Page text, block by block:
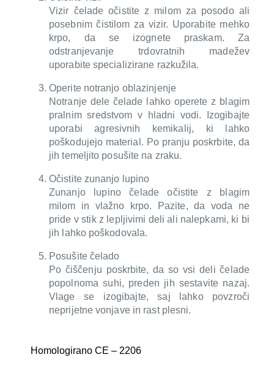
Vizir čelade očistite z milom za posodo ali
posebnim čistilom za vizir. Uporabite mehko
krpo, da se izognete praskam. Za
odstranjevanje trdovratnih madežev
uporabite specializirane razkužila.
Operite notranjo oblazinjenje
Notranje dele čelade lahko operete z blagim
pralnim sredstvom v hladni vodi. Izogibajte
uporabi agresivnih kemikalij, ki lahko
poškodujejo material. Po pranju poskrbite, da
jih temeljito posušite na zraku.
Očistite zunanjo lupino
Zunanjo lupino čelade očistite z blagim
milom in vlažno krpo. Pazite, da voda ne
pride v stik z lepljivimi deli ali nalepkami, ki bi
jih lahko poškodovala.
Posušite čelado
Po čiščenju poskrbite, da so vsi deli čelade
popolnoma suhi, preden jih sestavite nazaj.
Vlage se izogibajte, saj lahko povzroči
neprijetne vonjave in rast plesni.
Homologirano CE – 2206